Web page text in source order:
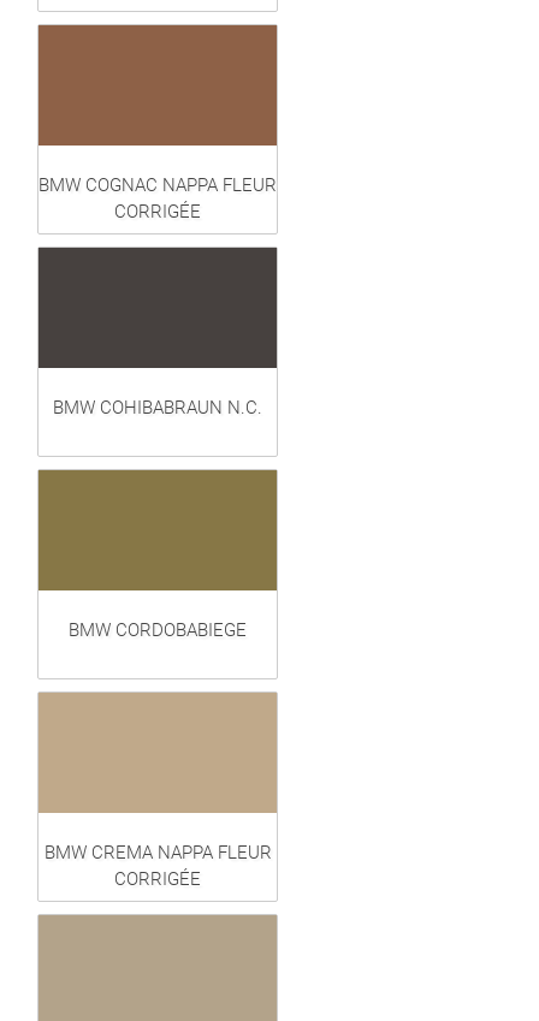
BMW COGNAC NAPPA FLEUR
CORRIGÉE
BMW COHIBABRAUN N.C.
BMW CORDOBABIEGE
BMW CREMA NAPPA FLEUR
CORRIGÉE